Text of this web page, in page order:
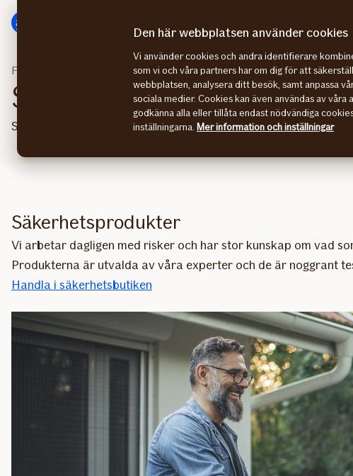
direkt
huvudmenyn
direkt
innehåll
Företag Säkerhetsbutiken
Säkerhetsbutik för företag
Säkerhetsprodukter till ett bra pris
Säkerhetsprodukter
Vi arbetar dagligen med risker och har stor kunskap om vad
Produkterna är utvalda av våra experter och de är noggrant
Handla i säkerhetsbutiken
Den här webbplatsen använder cookies
Vi använder cookies och andra identifierare
som vi och våra partners har om dig för att
webbplatsen, analysera ditt besök, samt anpassa
sociala medier. Cookies kan även användas av våra
godkänna alla eller tillåta endast nödvändiga
inställningarna. Mer information och inställningar